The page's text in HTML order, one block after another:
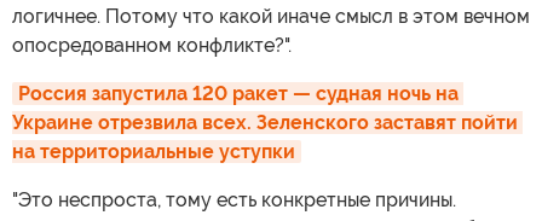
логичнее. Потому что какой иначе смысл в этом вечном
опосредованном конфликте?".
Россия запустила 120 ракет — судная ночь на
Украине отрезвила всех. Зеленского заставят пойти
на территориальные уступки
"Это неспроста, тому есть конкретные причины.